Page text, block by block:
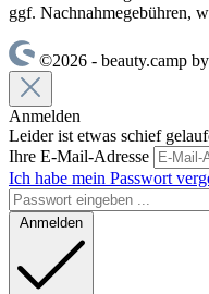
ggf. Nachnahmegebühren,
©2026 - beauty.camp
Anmelden
Leider ist etwas schief
Ihre E-Mail-Adresse
Ich habe mein Passwort
Anmelden